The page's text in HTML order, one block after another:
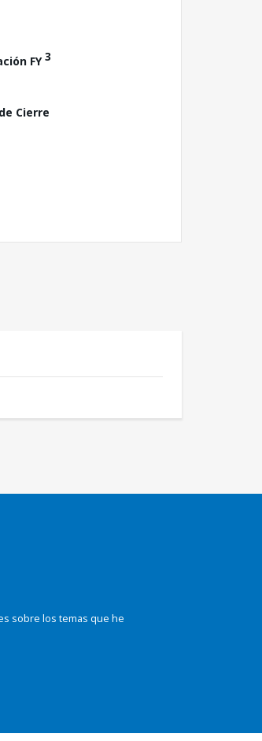
FY3
Cierre
sobre los temas que he